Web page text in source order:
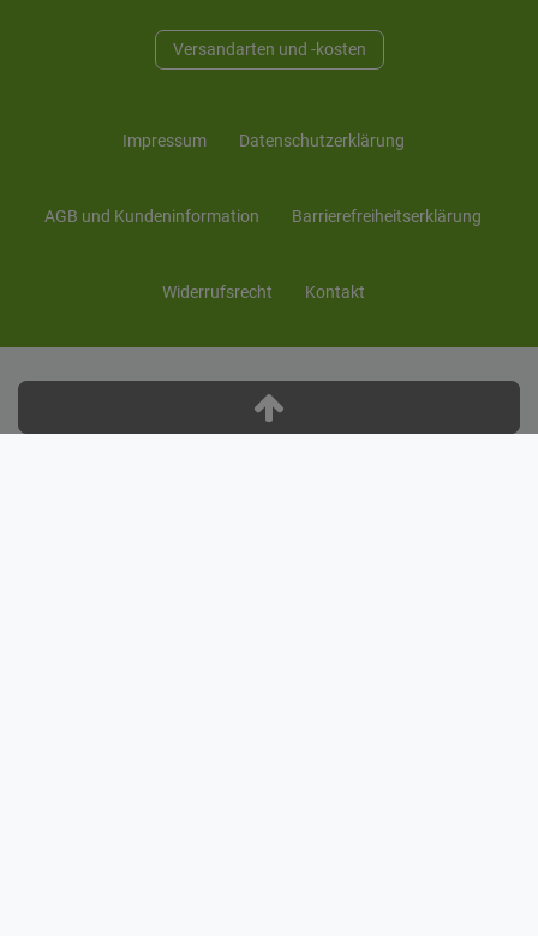
Versandarten und -kosten
Impressum Daten­schutz­erklärung
AGB und Kunden­information Barrierefreiheitserklärung
Widerrufs­recht Kontakt